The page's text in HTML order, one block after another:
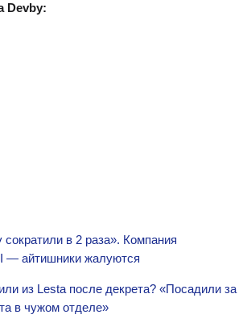
Devby:
в 2 раза». Компания
— айтишники жалуются
из Lesta после декрета? «Посадили за
в чужом отделе»